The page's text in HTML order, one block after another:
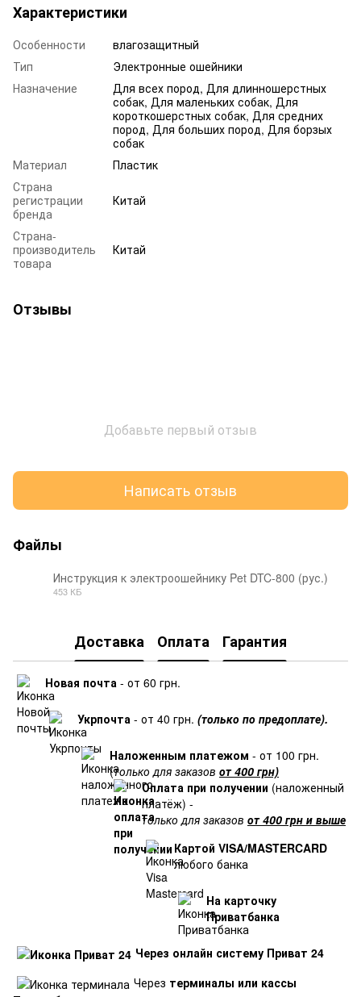
Характеристики
Особенности
влагозащитный
Тип
Электронные ошейники
Назначение
Для всех пород, Для длинношерстных
собак, Для маленьких собак, Для
короткошерстных собак, Для средних
пород, Для больших пород, Для борзых
собак
Материал
Пластик
Страна
регистрации
бренда
Китай
Страна-
производитель
товара
Китай
Отзывы
Добавьте первый отзыв
Написать отзыв
Файлы
Инструкция к электроошейнику Pet DTC-800 (рус.)
453 КБ
Доставка Оплата Гарантия
Новая почта - от 60 грн.
Укрпочта - от 40 грн. (только по предоплате).
Наложенным платежом - от 100 грн.
(только для заказов от 400 грн)
Оплата при получении (наложенный
платёж) -
только для заказов от 400 грн и выше
Картой VISA/MASTERCARD
любого банка
На карточку
Приватбанка
Через онлайн систему Приват 24
Через терминалы или кассы